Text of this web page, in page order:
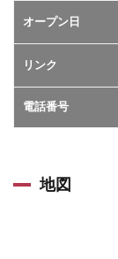
オープン日
リンク
電話番号
地図